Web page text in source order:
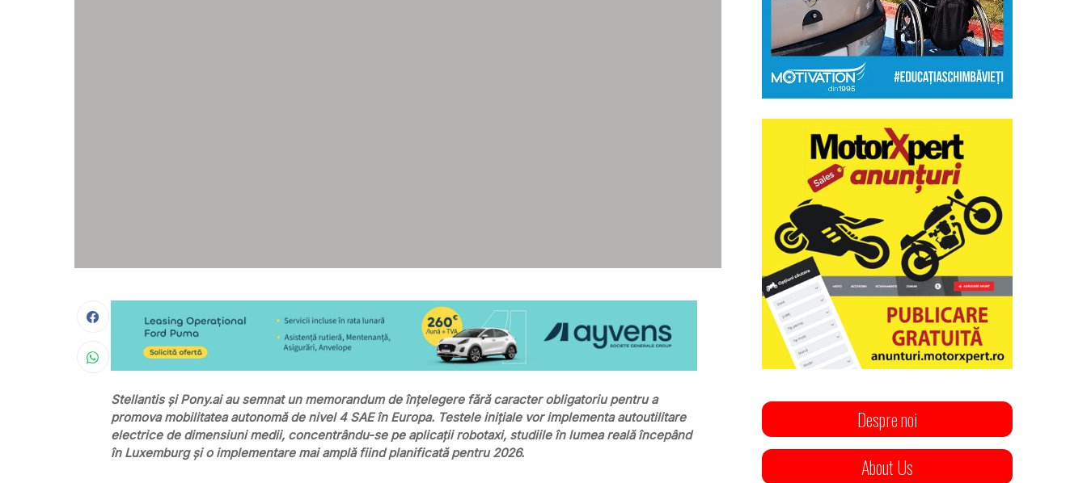
Stellantis și Pony.ai au semnat un memorandum de înțelegere fără caracter obligatoriu pentru a
promova mobilitatea autonomă de nivel 4 SAE în Europa. Testele inițiale vor implementa autoutilitare
electrice de dimensiuni medii, concentrându-se pe aplicații robotaxi, studiile în lumea reală începând
în Luxemburg și o implementare mai amplă fiind planificată pentru 2026.
Despre noi
About Us